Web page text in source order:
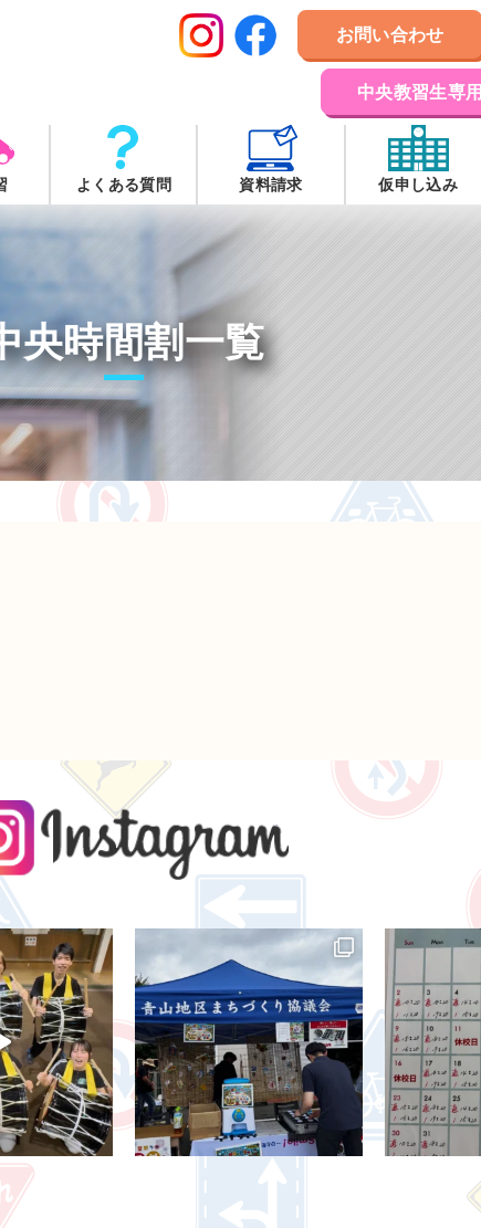
お問い合わせ
中央教習生専用
よくある質問 資料請求 仮申し込み
央時間割一覧
instagram